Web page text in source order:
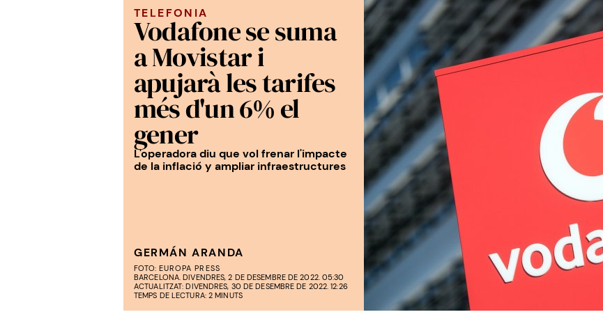
TELEFONIA
Vodafone se suma
a Movistar i
apujarà les tarifes
més d'un 6% el
gener
L'operadora diu que vol frenar l'impacte
de la inflació y ampliar infraestructures
GERMÁN ARANDA
FOTO: EUROPA PRESS
BARCELONA. DIVENDRES, 2 DE DESEMBRE DE 2022. 05:30
ACTUALITZAT: DIVENDRES, 30 DE DESEMBRE DE 2022. 12:26
TEMPS DE LECTURA: 2 MINUTS